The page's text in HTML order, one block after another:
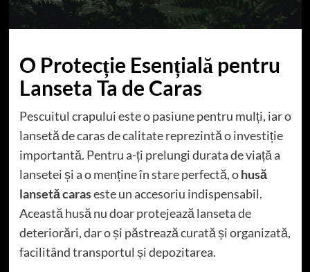
O Protecție Esențială pentru
Lanseta Ta de Caras
Pescuitul crapului este o pasiune pentru mulți, iar o
lansetă de caras de calitate reprezintă o investiție
importantă. Pentru a-ți prelungi durata de viață a
lansetei și a o menține în stare perfectă, ohusă
lansetă caraseste un accesoriu indispensabil.
Această husă nu doar protejează lanseta de
deteriorări, dar o și păstrează curată și organizată,
facilitând transportul și depozitarea.